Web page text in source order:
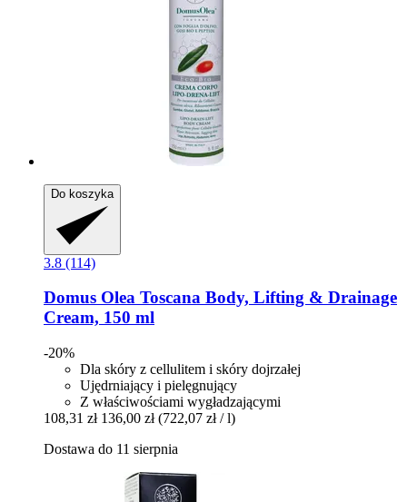
Do koszyka
3.8 (114)
Domus Olea Toscana Body, Lifting & Drainage
Cream, 150 ml
-20%
Dla skóry z cellulitem i skóry dojrzałej
Ujędrniający i pielęgnujący
Z właściwościami wygładzającymi
108,31 zł 136,00 zł (722,07 zł / l)
Dostawa do 11 sierpnia